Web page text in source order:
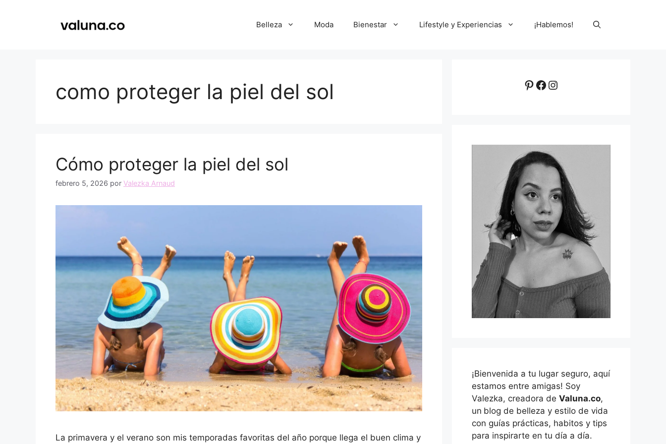
Belleza Moda Bienestar Lifestyle y Experiencias ¡Hablemos!
como proteger la piel del sol
Cómo proteger la piel del sol
febrero 5, 2026 por Valezka Arnaud
La primavera y el verano son mis temporadas favoritas del año porque llega el buen clima y
Pinterest
Facebook
Instagram
¡Bienvenida a tu lugar seguro, aquí
estamos entre amigas! Soy
Valezka, creadora de Valuna.co,
un blog de belleza y estilo de vida
con guías prácticas, habitos y tips
para inspirarte en tu día a día.